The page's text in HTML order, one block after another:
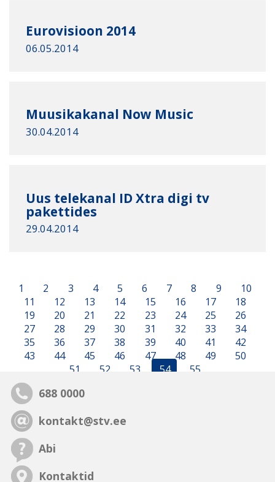
Eurovisioon 2014
06.05.2014
Muusikakanal Now Music
30.04.2014
Uus telekanal ID Xtra digi tv
pakettides
29.04.2014
1 2 3 4 5 6 7 8 9
10
11
12 13 14 15 16 17
18
19
20 21 22 23 24 25
26
27
28 29 30 31 32 33
34
35
36 37 38 39 40 41
42
43
44 45 46 47 48 49
50
51
52 53 54 55
688 0000
kontakt@stv.ee
Abi
Kontaktid